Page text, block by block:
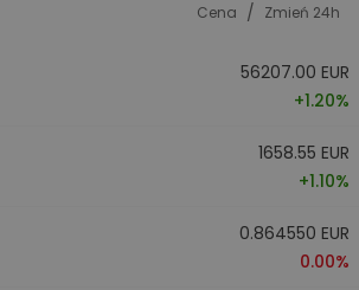
Cena / Zmień 24h
56207.00 EUR
+1.20%
1658.55 EUR
+1.10%
0.864550 EUR
0.00%